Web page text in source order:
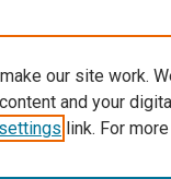
our site work.
and your
link. For